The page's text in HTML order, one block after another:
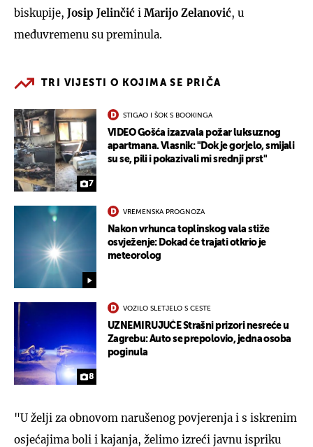
biskupije, Josip Jelinčić i Marijo Zelanović, u
međuvremenu su preminula.
TRI VIJESTI O KOJIMA SE PRIČA
7
STIGAO I ŠOK S BOOKINGA
VIDEO Gošća izazvala požar luksuznog
apartmana. Vlasnik: "Dok je gorjelo, smijali
su se, pili i pokazivali mi srednji prst"
VREMENSKA PROGNOZA
Nakon vrhunca toplinskog vala stiže
osvježenje: Dokad će trajati otkrio je
meteorolog
8
VOZILO SLETJELO S CESTE
UZNEMIRUJUĆE Strašni prizori nesreće u
Zagrebu: Auto se prepolovio, jedna osoba
poginula
"U želji za obnovom narušenog povjerenja i s iskrenim
osjećajima boli i kajanja, želimo izreći javnu ispriku